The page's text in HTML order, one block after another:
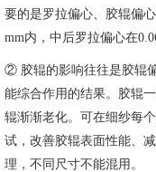
要的是罗拉偏心、胶辊偏
mm内，中后罗拉偏心在
② 胶辊的影响往往是胶辊
能综合作用的结果。胶辊
辊渐渐老化。可在细纱每
试，改善胶辊表面性能、
理，不同尺寸不能混用。